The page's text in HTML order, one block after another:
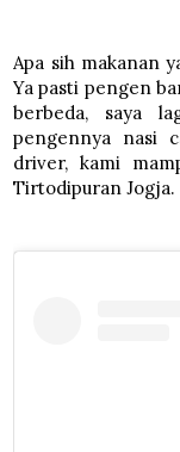
Apa sih makanan
Ya pasti pengen
berbeda, saya
pengennya nasi
driver, kami
Tirtodipuran Jogja.